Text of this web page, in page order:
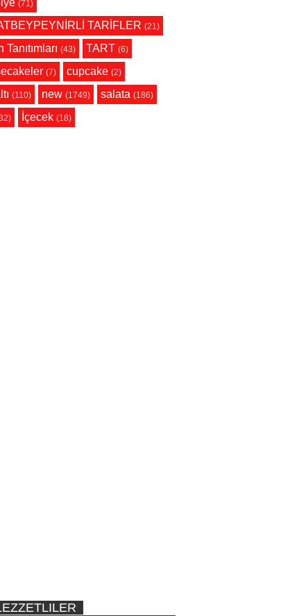
(71)
TARİFLER (21)
Tanıtımları (43) TART (6)
(7) cupcake (2)
(110) new (1749) salata (186)
İçecek (18)